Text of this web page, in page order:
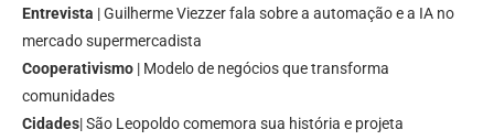
Entrevista | Guilherme Viezzer fala sobre a automação e a IA no
mercado supermercadista
Cooperativismo | Modelo de negócios que transforma
comunidades
Cidades| São Leopoldo comemora sua história e projeta